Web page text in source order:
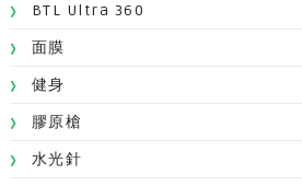
BTL Ultra 360
面膜
健身
膠原槍
水光針